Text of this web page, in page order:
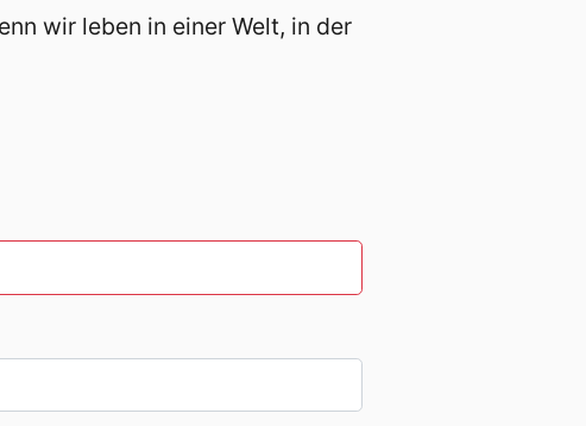
wir leben in einer Welt, in der